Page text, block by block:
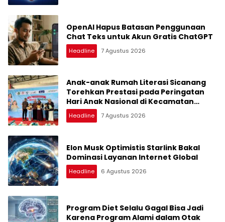
OpenAI Hapus Batasan Penggunaan
Chat Teks untuk Akun Gratis ChatGPT
Headline 7 Agustus 2026
Anak-anak Rumah Literasi Sicanang
Torehkan Prestasi pada Peringatan
Hari Anak Nasional di Kecamatan
Medan Belawan
Headline 7 Agustus 2026
Elon Musk Optimistis Starlink Bakal
Dominasi Layanan Internet Global
Headline 6 Agustus 2026
Program Diet Selalu Gagal Bisa Jadi
Karena Program Alami dalam Otak